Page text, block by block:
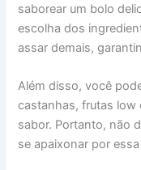
saborear um bolo
escolha dos
assar demais,
Além disso, você
castanhas, frutas low
sabor. Portanto, não
se apaixonar por